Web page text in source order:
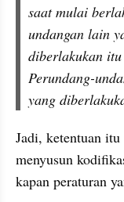
saat mulai
undangan lain
diberlakukan
Perundang-
yang
Jadi, ketentuan
menyusun
kapan peraturan